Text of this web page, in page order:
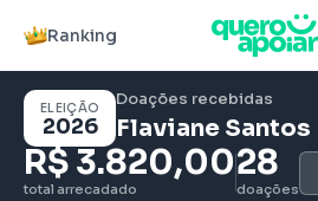
Ranking
ELEIÇÃO
2026
Doações recebidas
Flaviane Santos
R$ 3.820,00
total arrecadado
28
doações